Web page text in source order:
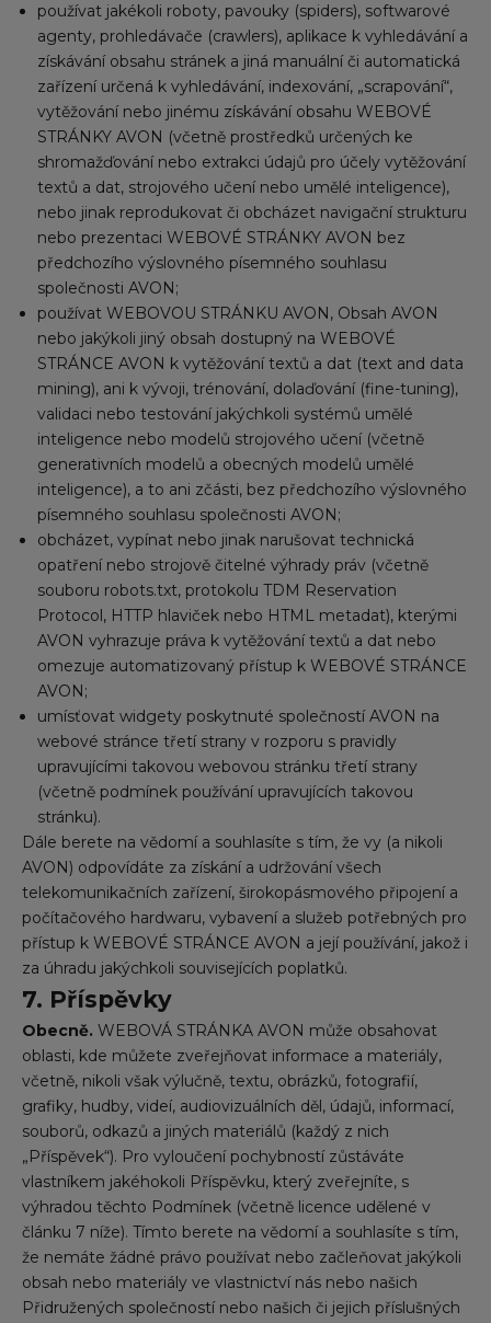
používat jakékoli roboty, pavouky (spiders), softwarové
agenty, prohledávače (crawlers), aplikace k vyhledávání a
získávání obsahu stránek a jiná manuální či automatická
zařízení určená k vyhledávání, indexování, „scrapování“,
vytěžování nebo jinému získávání obsahu WEBOVÉ
STRÁNKY AVON (včetně prostředků určených ke
shromažďování nebo extrakci údajů pro účely vytěžování
textů a dat, strojového učení nebo umělé inteligence),
nebo jinak reprodukovat či obcházet navigační strukturu
nebo prezentaci WEBOVÉ STRÁNKY AVON bez
předchozího výslovného písemného souhlasu
společnosti AVON;
používat WEBOVOU STRÁNKU AVON, Obsah AVON
nebo jakýkoli jiný obsah dostupný na WEBOVÉ
STRÁNCE AVON k vytěžování textů a dat (text and data
mining), ani k vývoji, trénování, dolaďování (fine-tuning),
validaci nebo testování jakýchkoli systémů umělé
inteligence nebo modelů strojového učení (včetně
generativních modelů a obecných modelů umělé
inteligence), a to ani zčásti, bez předchozího výslovného
písemného souhlasu společnosti AVON;
obcházet, vypínat nebo jinak narušovat technická
opatření nebo strojově čitelné výhrady práv (včetně
souboru robots.txt, protokolu TDM Reservation
Protocol, HTTP hlaviček nebo HTML metadat), kterými
AVON vyhrazuje práva k vytěžování textů a dat nebo
omezuje automatizovaný přístup k WEBOVÉ STRÁNCE
AVON;
umísťovat widgety poskytnuté společností AVON na
webové stránce třetí strany v rozporu s pravidly
upravujícími takovou webovou stránku třetí strany
(včetně podmínek používání upravujících takovou
stránku).
Dále berete na vědomí a souhlasíte s tím, že vy (a nikoli
AVON) odpovídáte za získání a udržování všech
telekomunikačních zařízení, širokopásmového připojení a
počítačového hardwaru, vybavení a služeb potřebných pro
přístup k WEBOVÉ STRÁNCE AVON a její používání, jakož i
za úhradu jakýchkoli souvisejících poplatků.
7. Příspěvky
Obecně. WEBOVÁ STRÁNKA AVON může obsahovat
oblasti, kde můžete zveřejňovat informace a materiály,
včetně, nikoli však výlučně, textu, obrázků, fotografií,
grafiky, hudby, videí, audiovizuálních děl, údajů, informací,
souborů, odkazů a jiných materiálů (každý z nich
„Příspěvek“). Pro vyloučení pochybností zůstáváte
vlastníkem jakéhokoli Příspěvku, který zveřejníte, s
výhradou těchto Podmínek (včetně licence udělené v
článku 7 níže). Tímto berete na vědomí a souhlasíte s tím,
že nemáte žádné právo používat nebo začleňovat jakýkoli
obsah nebo materiály ve vlastnictví nás nebo našich
Přidružených společností nebo našich či jejich příslušných